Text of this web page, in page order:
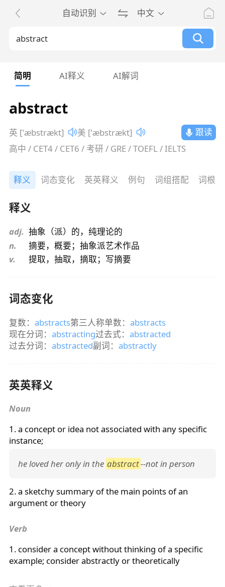
自动识别 中文
简明 AI释义 AI解词
abstract
英 [ˈæbstrækt] 美 [ˈæbstrækt]
跟读
高中 / CET4 / CET6 / 考研 / GRE / TOEFL / IELTS
释义 词态变化 英英释义 例句 词组搭配 词根
释义
adj. 抽象（派）的，纯理论的
n.
摘要，概要；抽象派艺术作品
v.
提取，抽取，摘取；写摘要
词态变化
复数： abstracts第三人称单数： abstracts
现在分词： abstracting过去式： abstracted
过去分词： abstracted副词： abstractly
英英释义
Noun
1. a concept or idea not associated with any specific
instance;
he loved her only in the abstract--not in person
2. a sketchy summary of the main points of an
argument or theory
Verb
1. consider a concept without thinking of a specific
example; considerabstractlyor theoretically